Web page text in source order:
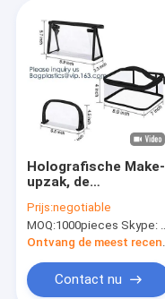
Holografische Make-
upzak, de
de Reiszak van de
kleurenmanier
Kosmetische Grote
Zakmake-up voor
Purpere Vrouwen,
Prijs:negotiable
MOQ:1000pieces Skype: mydearneil
Contact nu